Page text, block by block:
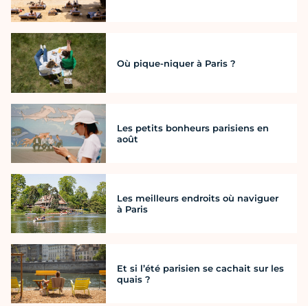
Où pique-niquer à Paris ?
Les petits bonheurs parisiens en
août
Les meilleurs endroits où naviguer
à Paris
Et si l’été parisien se cachait sur les
quais ?